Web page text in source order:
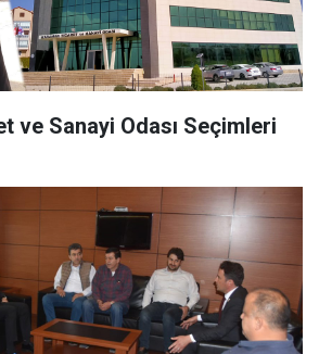
ve Sanayi Odası Seçimleri